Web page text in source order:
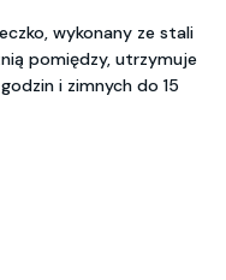
wykonany ze stali
pomiędzy, utrzymuje
i zimnych do 15